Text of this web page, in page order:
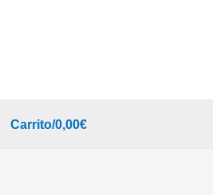
Carrito/0,00€